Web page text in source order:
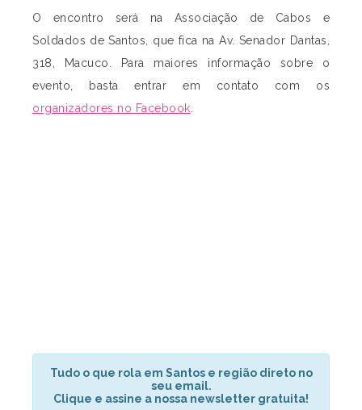
O encontro será na Associação de Cabos e
Soldados de Santos, que fica na Av. Senador Dantas,
318, Macuco. Para maiores informação sobre o
evento, basta entrar em contato com os
organizadores no Facebook.
Tudo o que rola em Santos e região direto no
seu email.
Clique e assine a nossa newsletter gratuita!